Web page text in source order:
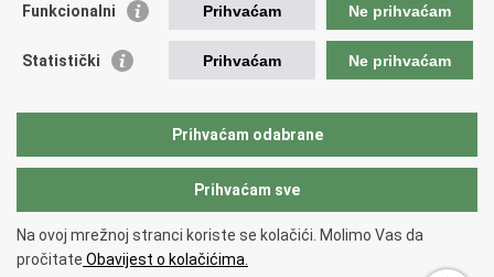
Vlada RH
ASOO
CARNET
Copyright © 2026 Ministarstvo znanosti, obrazovanja i mladih.
korištenjaIzjava o pristupačnosti
Funkcionalni Prihvaćam Ne prihvaćam
Statistički Prihvaćam Ne prihvaćam
Prihvaćam odabrane
Prihvaćam sve
Na ovoj mrežnoj stranci koriste se kolačići. Molimo Vas da
pročitate Obavijest o kolačićima.